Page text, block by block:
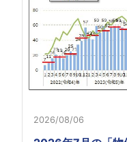
2026/08/06